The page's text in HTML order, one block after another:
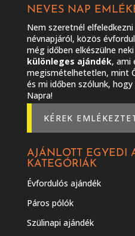
NEVES NAP
Nem szeretnél
névnapjáról, közös
még időben elkészülne
különleges ajándék, ami
megismételhetetlen, mint
és mi időben szólunk,
Napra!
KÉREK
AJÁNLOTT EGYEDI
KATEGÓRIÁK
Évfordulós ajándék
Páros pólók
Szülinapi ajándék